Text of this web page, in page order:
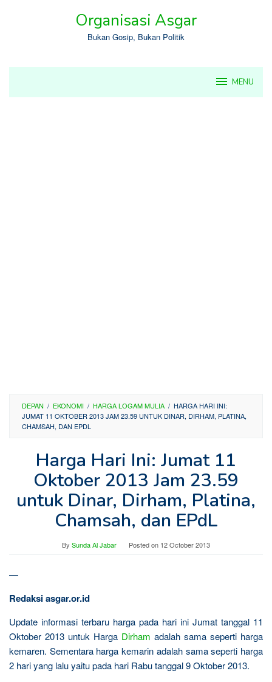
Organisasi Asgar
Bukan Gosip, Bukan Politik
MENU
DEPAN / EKONOMI / HARGA LOGAM MULIA / HARGA HARI INI:
JUMAT 11 OKTOBER 2013 JAM 23.59 UNTUK DINAR, DIRHAM, PLATINA,
CHAMSAH, DAN EPDL
Harga Hari Ini: Jumat 11
Oktober 2013 Jam 23.59
untuk Dinar, Dirham, Platina,
Chamsah, dan EPdL
By Sunda Al Jabar Posted on 12 October 2013
—
Redaksi asgar.or.id
Update informasi terbaru harga pada hari ini Jumat tanggal 11
Oktober 2013 untuk Harga Dirham adalah sama seperti harga
kemaren. Sementara harga kemarin adalah sama seperti harga
2 hari yang lalu yaitu pada hari Rabu tanggal 9 Oktober 2013.